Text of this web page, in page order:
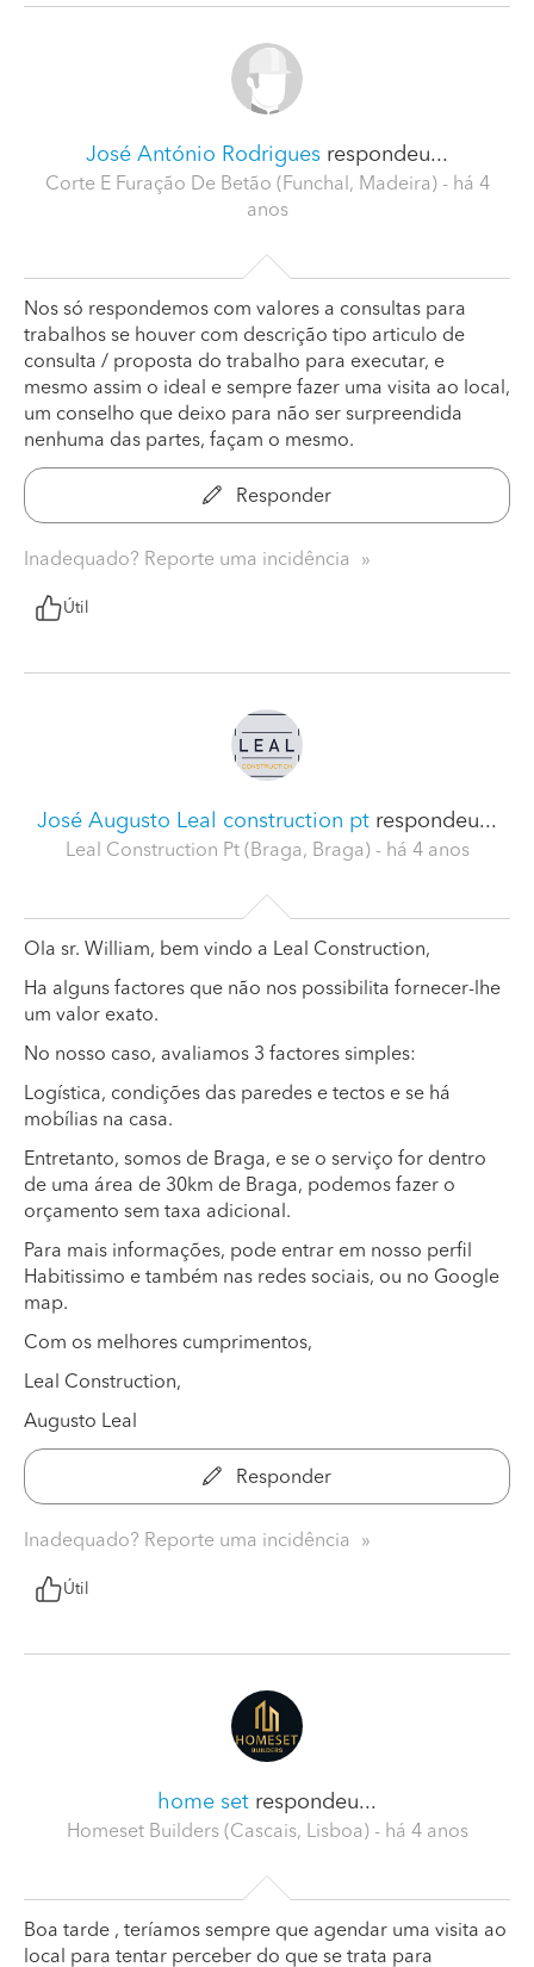
José António Rodrigues respondeu...
Corte E Furação De Betão (Funchal, Madeira) - há 4
anos
Nos só respondemos com valores a consultas para
trabalhos se houver com descrição tipo articulo de
consulta / proposta do trabalho para executar, e
mesmo assim o ideal e sempre fazer uma visita ao local,
um conselho que deixo para não ser surpreendida
nenhuma das partes, façam o mesmo.
Responder
Inadequado? Reporte uma incidência
Útil
José Augusto Leal construction pt respondeu...
Leal Construction Pt (Braga, Braga) - há 4 anos
Ola sr. William, bem vindo a Leal Construction,
Ha alguns factores que não nos possibilita fornecer-lhe
um valor exato.
No nosso caso, avaliamos 3 factores simples:
Logística, condições das paredes e tectos e se há
mobílias na casa.
Entretanto, somos de Braga, e se o serviço for dentro
de uma área de 30km de Braga, podemos fazer o
orçamento sem taxa adicional.
Para mais informações, pode entrar em nosso perfil
Habitissimo e também nas redes sociais, ou no Google
map.
Com os melhores cumprimentos,
Leal Construction,
Augusto Leal
Responder
Inadequado? Reporte uma incidência
Útil
home set respondeu...
Homeset Builders (Cascais, Lisboa) - há 4 anos
Boa tarde , teríamos sempre que agendar uma visita ao
local para tentar perceber do que se trata para